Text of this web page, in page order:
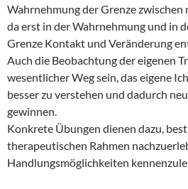
Wahrnehmung der Grenze
da erst in der Wahrnehmung und in
Grenze Kontakt und Veränderung
Auch die Beobachtung der eigenen
wesentlicher Weg sein, das eigene
besser zu verstehen und dadurch
gewinnen.
Konkrete Übungen dienen dazu,
therapeutischen Rahmen
Handlungsmöglichkeiten